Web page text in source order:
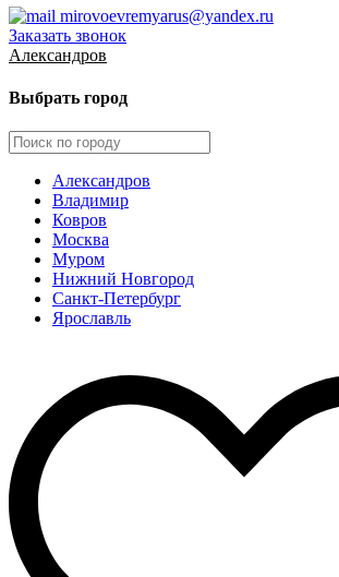
mirovoevremyarus@yandex.ru
Заказать звонок
Александров
Выбрать город
Александров
Владимир
Ковров
Москва
Муром
Нижний Новгород
Санкт-Петербург
Ярославль